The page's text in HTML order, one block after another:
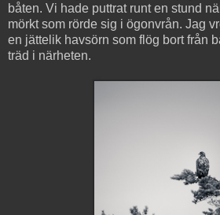
båten. Vi hade puttrat runt en stund
mörkt som rörde sig i ögonvrån. Jag
en jättelik havsörn som flög bort från
träd i närheten.